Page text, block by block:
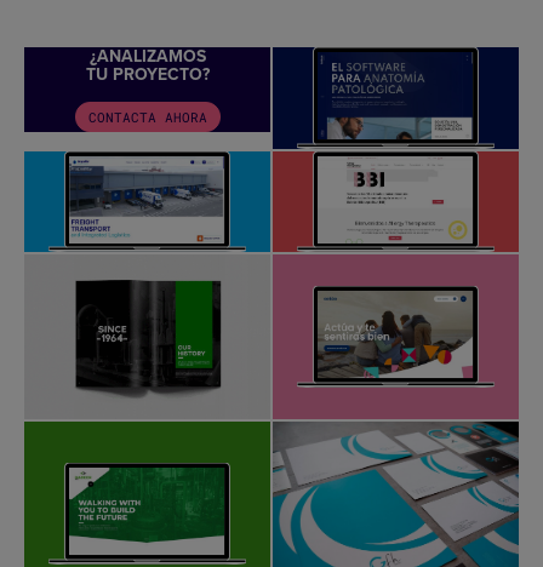
¿ANALIZAMOS
TU PROYECTO?
CONTACTA AHORA